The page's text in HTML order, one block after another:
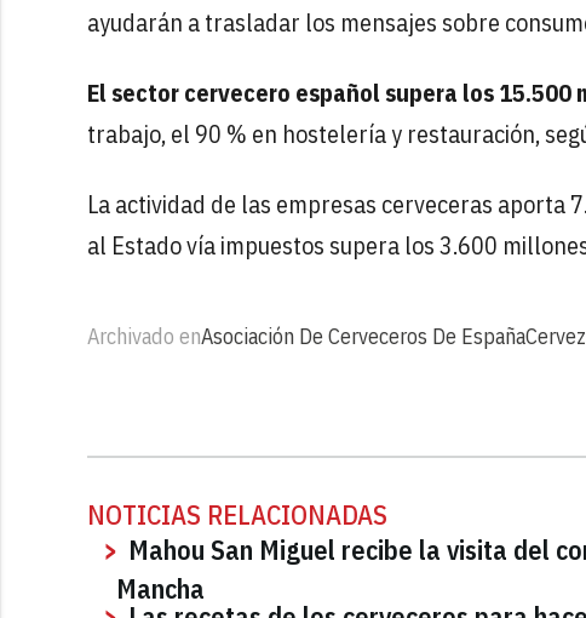
ayudarán a trasladar los mensajes sobre
El sector cervecero español supera los 15.500
trabajo, el 90 % en hostelería y restauración,
La actividad de las empresas cerveceras aporta
al Estado vía impuestos supera los 3.600
Archivado enAsociación De Cerveceros De España
NOTICIAS RELACIONADAS
Mahou San Miguel recibe la visita del
Mancha